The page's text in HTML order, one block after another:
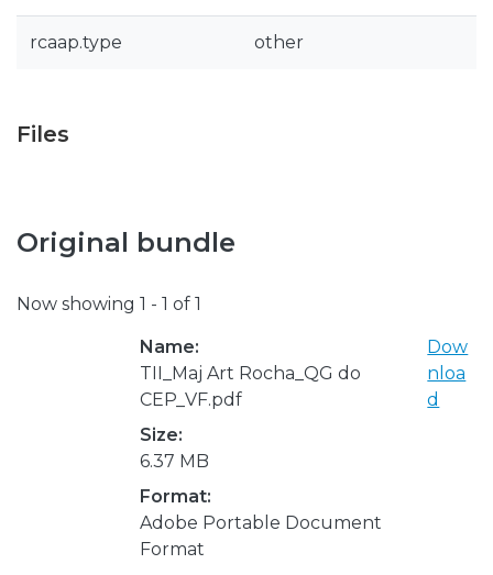
rcaap.type other
Files
Original bundle
Now showing 1 - 1 of 1
Name:
TII_Maj Art Rocha_QG do
CEP_VF.pdf
Size:
6.37 MB
Format:
Adobe Portable Document
Format
Dow
nloa
d